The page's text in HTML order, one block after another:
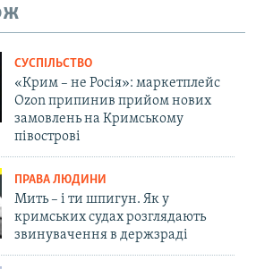
СУСПІЛЬСТВО
«Крим – не Росія»: маркетплейс
Ozon припинив прийом нових
замовлень на Кримському
півострові
ПРАВА ЛЮДИНИ
Мить – і ти шпигун. Як у
кримських судах розглядають
звинувачення в держзраді